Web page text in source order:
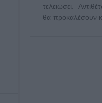
τελειώσει.
θα προκαλέσουν